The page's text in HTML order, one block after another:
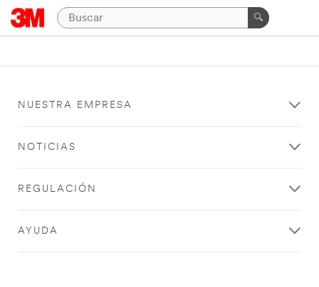
NUESTRA EMPRESA
NOTICIAS
REGULACIÓN
AYUDA